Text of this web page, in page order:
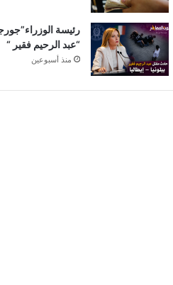
رئيسة
“عبد الرحيم فقير “
منذ أسبوعين